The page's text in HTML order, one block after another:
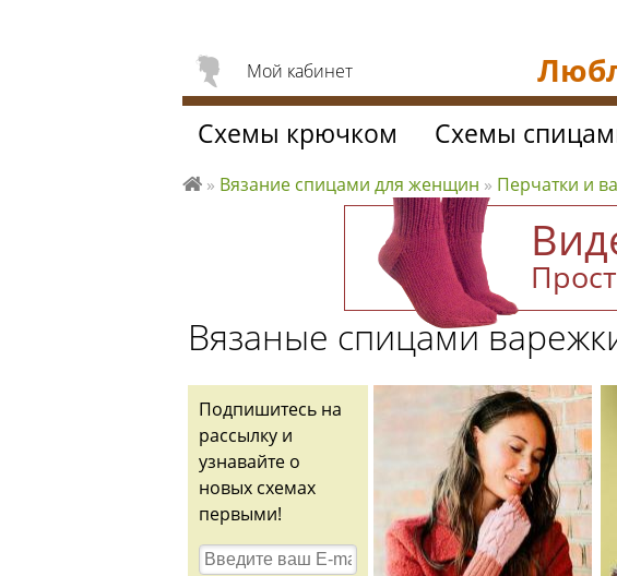
Вязаные спицами
Подпишитесь на
рассылку и
узнавайте о
новых схемах
первыми!
Мой кабинет
Схемы крючком Схемы
вя
» Вязание спицами для женщин » Перчатки и